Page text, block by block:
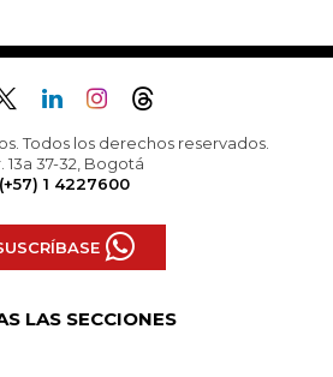
Todos los derechos reservados.
13a 37-32, Bogotá
(+57) 1 4227600
LAS SECCIONES